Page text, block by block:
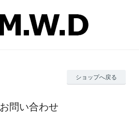
ショップへ戻る
お問い合わせ